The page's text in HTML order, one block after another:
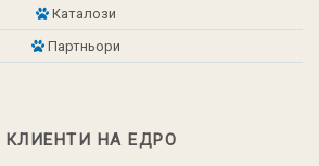
Каталози
Партньори
КЛИЕНТИ НА ЕДРО